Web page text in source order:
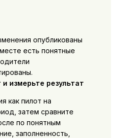
опубликованы
есть понятные
измерьте результат
как пилот на
затем сравните
по понятным
заполненность,